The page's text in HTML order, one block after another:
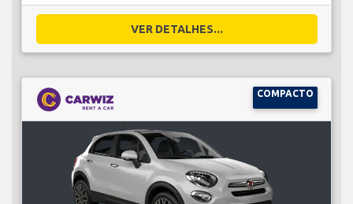
VER DETALHES...
COMPACTO